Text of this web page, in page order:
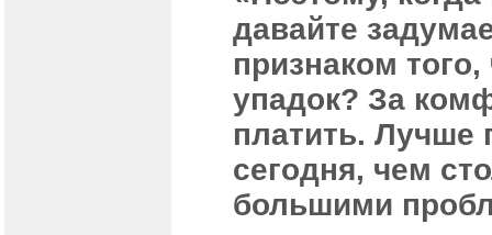
давайте
признаком
упадок? За
платить. Лучше
сегодня, чем
большими